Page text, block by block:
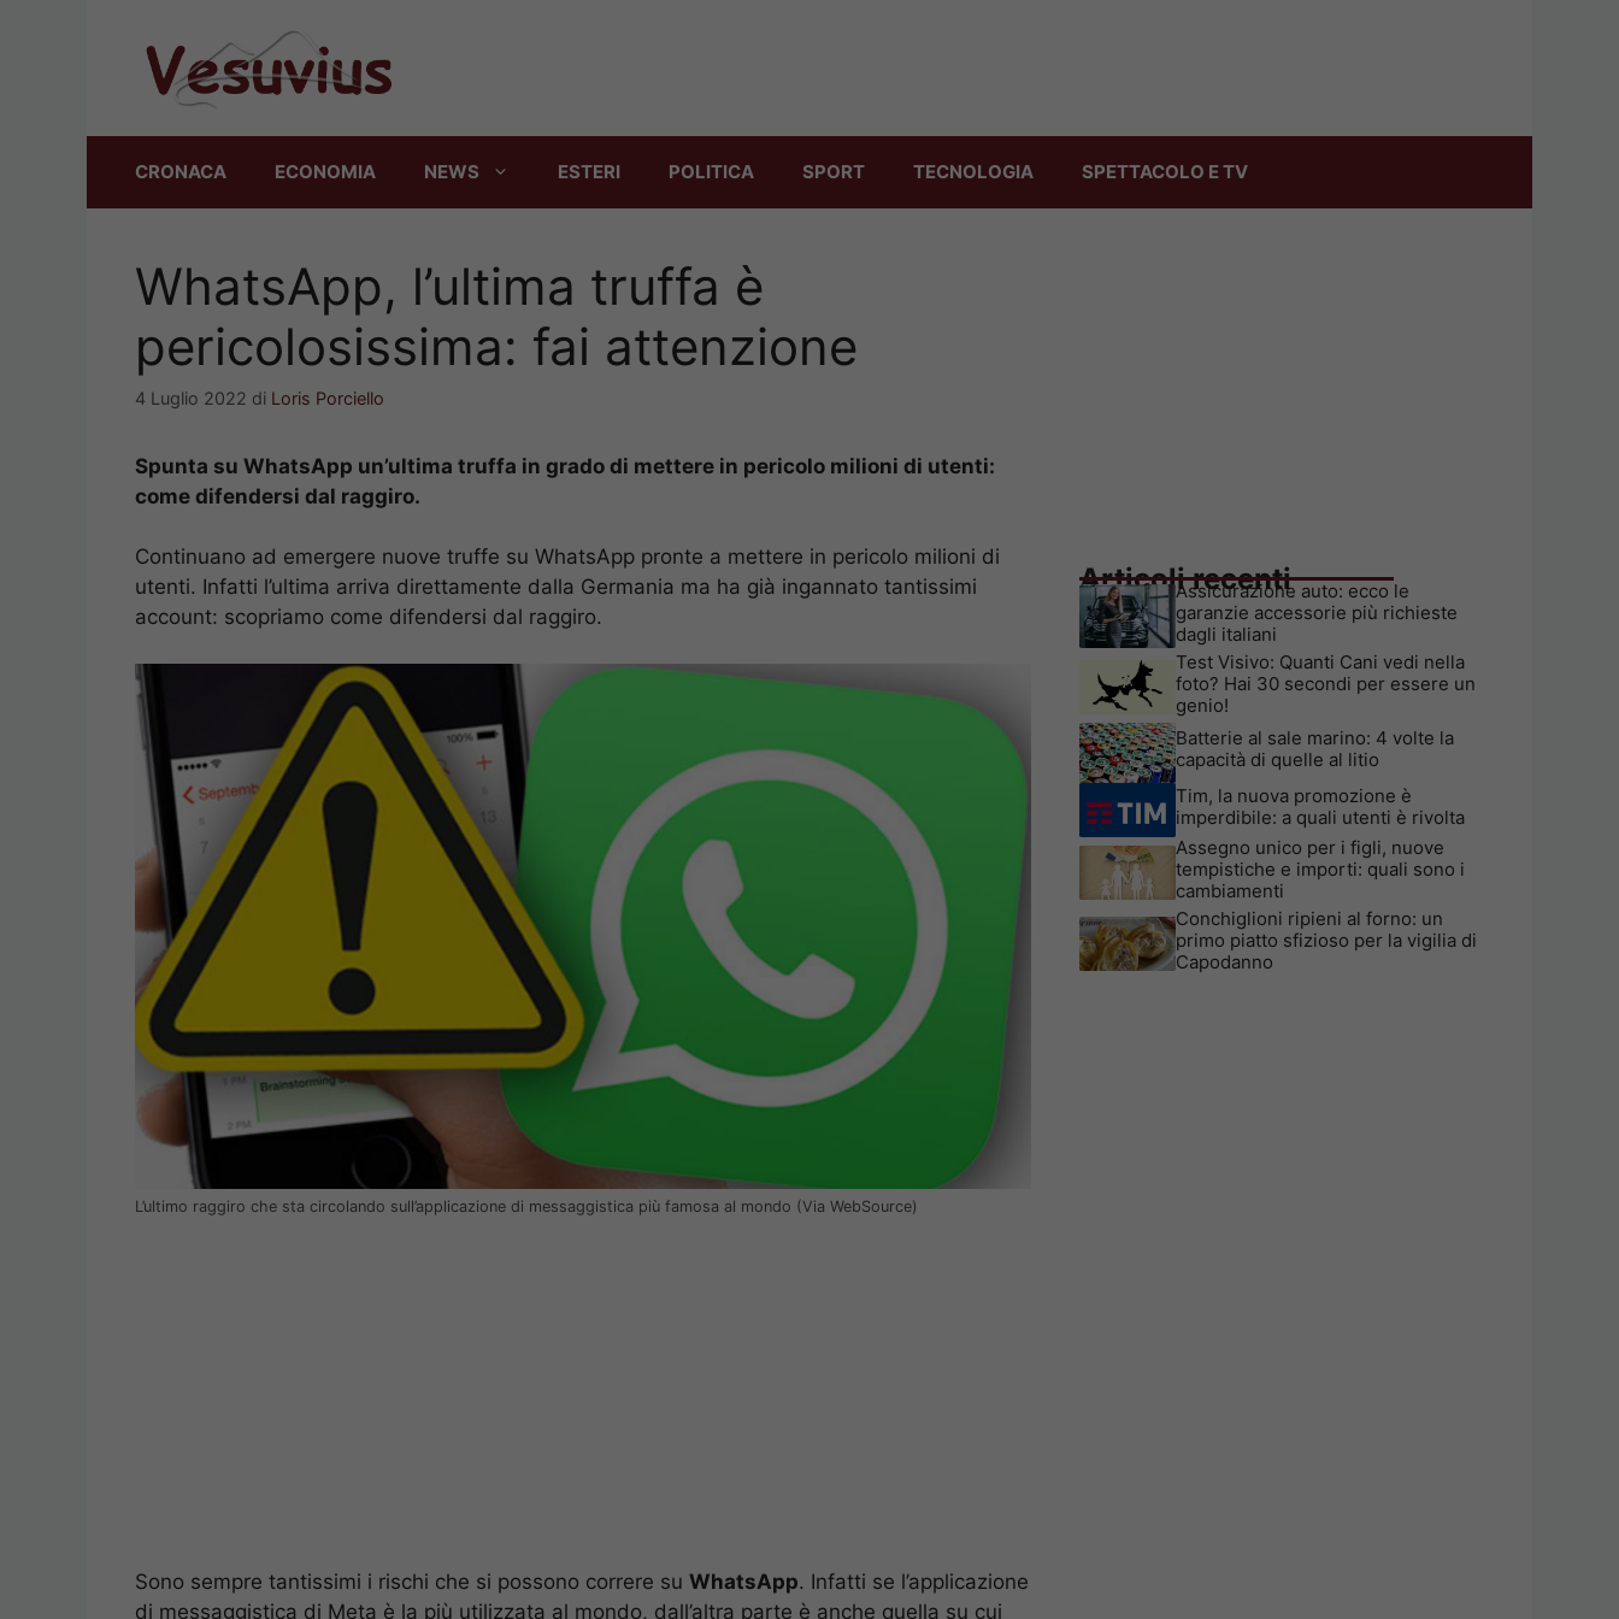
CRONACA ECONOMIA NEWS ESTERI POLITICA SPORT TECNOLOGIA SPETTACOLO E TV
WhatsApp, l’ultima truffa è
pericolosissima: fai attenzione
4 Luglio 2022 di Loris Porciello
Spunta su WhatsApp un’ultima truffa in grado di mettere in pericolo milioni di utenti:
come difendersi dal raggiro.
Continuano ad emergere nuove truffe su WhatsApp pronte a mettere in pericolo milioni di
utenti. Infatti l’ultima arriva direttamente dalla Germania ma ha già ingannato tantissimi
account: scopriamo come difendersi dal raggiro.
L’ultimo raggiro che sta circolando sull’applicazione di messaggistica più famosa al mondo (Via WebSource)
Sono sempre tantissimi i rischi che si possono correre su WhatsApp. Infatti se l’applicazione
di messaggistica di Meta è la più utilizzata al mondo, dall’altra parte è anche quella su cui
Articoli recenti
Assicurazione auto: ecco le
garanzie accessorie più richieste
dagli italiani
Test Visivo: Quanti Cani vedi nella
foto? Hai 30 secondi per essere un
genio!
Batterie al sale marino: 4 volte la
capacità di quelle al litio
Tim, la nuova promozione è
imperdibile: a quali utenti è rivolta
Assegno unico per i figli, nuove
tempistiche e importi: quali sono i
cambiamenti
Conchiglioni ripieni al forno: un
primo piatto sfizioso per la vigilia di
Capodanno